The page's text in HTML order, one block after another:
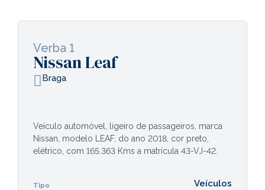
Verba 1
Nissan Leaf
Braga
Veículo automóvel, ligeiro de passageiros, marca
Nissan, modelo LEAF, do ano 2018, cor preto,
elétrico, com 165.363 Kms a matrícula 43-VJ-42.
Tipo Veículos